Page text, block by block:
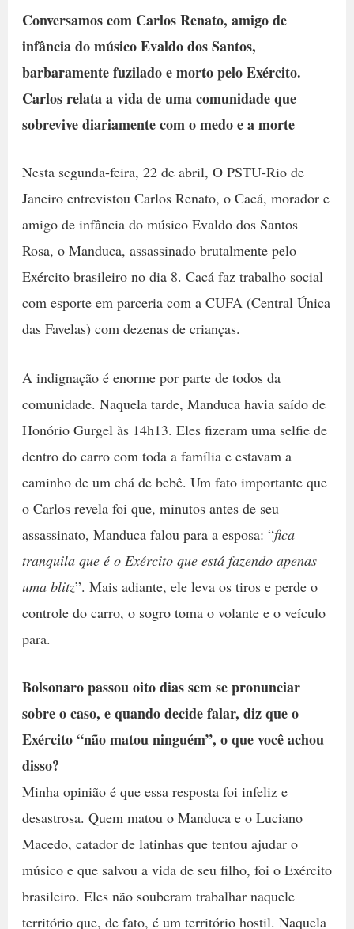
Conversamos com Carlos Renato, amigo de
infância do músico Evaldo dos Santos,
barbaramente fuzilado e morto pelo Exército.
Carlos relata a vida de uma comunidade que
sobrevive diariamente com o medo e a morte
Nesta segunda-feira, 22 de abril, O PSTU-Rio de
Janeiro entrevistou Carlos Renato, o Cacá, morador e
amigo de infância do músico Evaldo dos Santos
Rosa, o Manduca, assassinado brutalmente pelo
Exército brasileiro no dia 8. Cacá faz trabalho social
com esporte em parceria com a CUFA (Central Única
das Favelas) com dezenas de crianças.
A indignação é enorme por parte de todos da
comunidade. Naquela tarde, Manduca havia saído de
Honório Gurgel às 14h13. Eles fizeram uma selfie de
dentro do carro com toda a família e estavam a
caminho de um chá de bebê. Um fato importante que
o Carlos revela foi que, minutos antes de seu
assassinato, Manduca falou para a esposa: “fica
tranquila que é o Exército que está fazendo apenas
uma blitz”. Mais adiante, ele leva os tiros e perde o
controle do carro, o sogro toma o volante e o veículo
para.
Bolsonaro passou oito dias sem se pronunciar
sobre o caso, e quando decide falar, diz que o
Exército “não matou ninguém”, o que você achou
disso?
Minha opinião é que essa resposta foi infeliz e
desastrosa. Quem matou o Manduca e o Luciano
Macedo, catador de latinhas que tentou ajudar o
músico e que salvou a vida de seu filho, foi o Exército
brasileiro. Eles não souberam trabalhar naquele
território que, de fato, é um território hostil. Naquela